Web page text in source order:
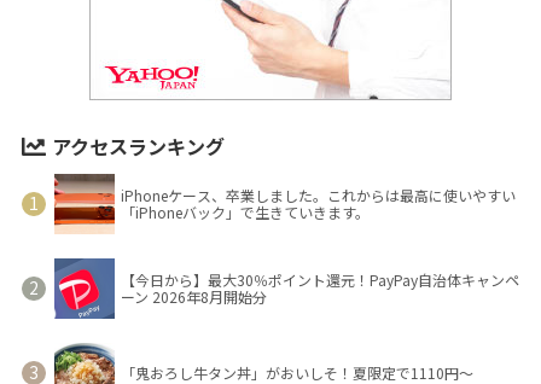
アクセスランキング
iPhoneケース、卒業しました。これからは最高に使いやすい
「iPhoneバック」で生きていきます。
【今日から】最大30％ポイント還元！PayPay自治体キャンペ
ーン 2026年8月開始分
「鬼おろし牛タン丼」がおいしそ！夏限定で1110円～